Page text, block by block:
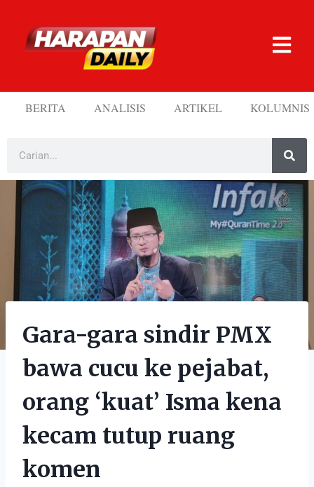
BERITA ANALISIS ARTIKEL KOLUMNIS
Gara-gara sindir PMX
bawa cucu ke pejabat,
orang ‘kuat’ Isma kena
kecam tutup ruang
komen